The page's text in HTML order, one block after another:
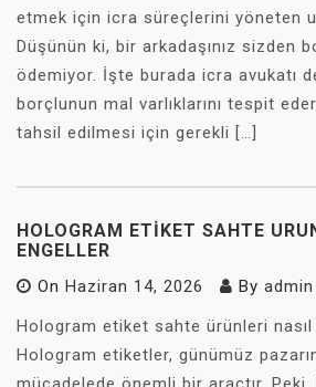
etmek için icra süreçlerini yöneten
Düşünün ki, bir arkadaşınız sizden
ödemiyor. İşte burada icra avukatı
borçlunun mal varlıklarını tespit
tahsil edilmesi için gerekli […]
HOLOGRAM ETIKET SAHTE
ENGELLER
On Haziran 14, 2026 By admin
Hologram etiket sahte ürünleri nasıl
Hologram etiketler, günümüz